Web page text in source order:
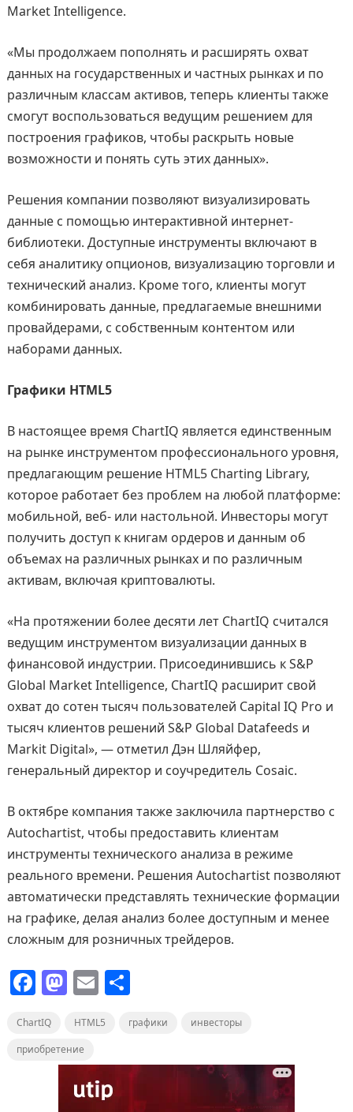
Market Intelligence.
«Мы продолжаем пополнять и расширять охват
данных на государственных и частных рынках и по
различным классам активов, теперь клиенты также
смогут воспользоваться ведущим решением для
построения графиков, чтобы раскрыть новые
возможности и понять суть этих данных».
Решения компании позволяют визуализировать
данные с помощью интерактивной интернет-
библиотеки. Доступные инструменты включают в
себя аналитику опционов, визуализацию торговли и
технический анализ. Кроме того, клиенты могут
комбинировать данные, предлагаемые внешними
провайдерами, с собственным контентом или
наборами данных.
Графики HTML5
В настоящее время ChartIQ является единственным
на рынке инструментом профессионального уровня,
предлагающим решение HTML5 Charting Library,
которое работает без проблем на любой платформе:
мобильной, веб- или настольной. Инвесторы могут
получить доступ к книгам ордеров и данным об
объемах на различных рынках и по различным
активам, включая криптовалюты.
«На протяжении более десяти лет ChartIQ считался
ведущим инструментом визуализации данных в
финансовой индустрии. Присоединившись к S&P
Global Market Intelligence, ChartIQ расширит свой
охват до сотен тысяч пользователей Capital IQ Pro и
тысяч клиентов решений S&P Global Datafeeds и
Markit Digital», — отметил Дэн Шляйфер,
генеральный директор и соучредитель Cosaic.
В октябре компания также заключила партнерство с
Autochartist, чтобы предоставить клиентам
инструменты технического анализа в режиме
реального времени. Решения Autochartist позволяют
автоматически представлять технические формации
на графике, делая анализ более доступным и менее
сложным для розничных трейдеров.
F
a
c
e
M
a
st
o
d
E
m
ai
l
О
п
р
а
ChartIQ HTML5 графики
инвесторы
приобретение